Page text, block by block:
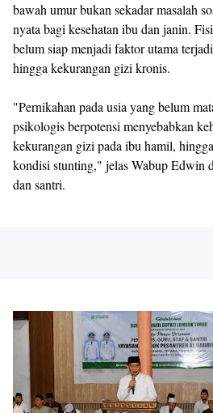
bawah umur bukan sekadar masalah
nyata bagi kesehatan ibu dan janin.
belum siap menjadi faktor utama
hingga kekurangan gizi kronis.
"Pernikahan pada usia yang belum
psikologis berpotensi menyebabkan
kekurangan gizi pada ibu hamil,
kondisi stunting," jelas Wabup Edwin
dan santri.